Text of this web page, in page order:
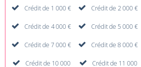
Crédit de 1 000 € Crédit de 2 000 €
Crédit de 4 000 € Crédit de 5 000 €
Crédit de 7 000 € Crédit de 8 000 €
Crédit de 10 000
Crédit de 11 000